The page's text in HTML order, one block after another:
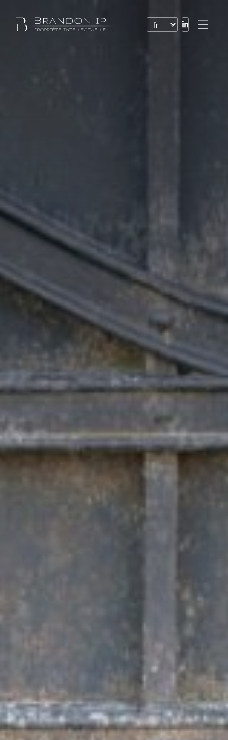
RGPD
Histoire
De A à Z, ou presque
La différence
Nos distinctions
Nos partenaires
Laboratoires et Universités
Un enjeu stratégique
Valorisation financière